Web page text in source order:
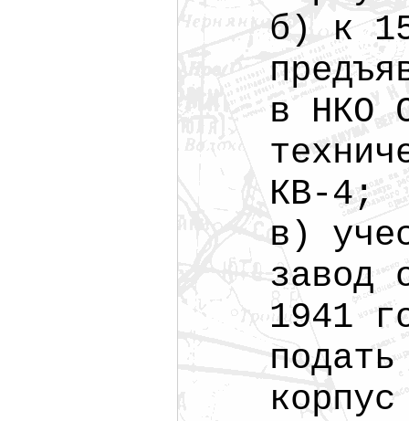
б) к
в НКО
КВ-4;
в)
завод
1941